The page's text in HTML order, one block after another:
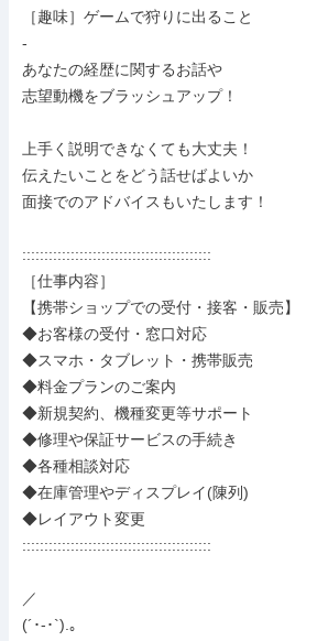
［趣味］ゲームで狩りに出ること
-
あなたの経歴に関するお話や
志望動機をブラッシュアップ！
上手く説明できなくても大丈夫！
伝えたいことをどう話せばよいか
面接でのアドバイスもいたします！
:::::::::::::::::::::::::::::::::::::::::::
［仕事内容］
【携帯ショップでの受付・接客・販売】
◆お客様の受付・窓口対応
◆スマホ・タブレット・携帯販売
◆料金プランのご案内
◆新規契約、機種変更等サポート
◆修理や保証サービスの手続き
◆各種相談対応
◆在庫管理やディスプレイ(陳列)
◆レイアウト変更
:::::::::::::::::::::::::::::::::::::::::::
／
(´･-･`).｡